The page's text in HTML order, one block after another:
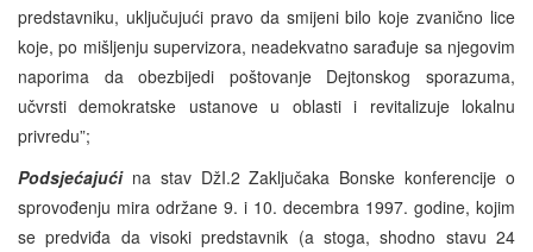
predstavniku, uključujući pravo da smijeni bilo koje zvanično lice
koje, po mišljenju supervizora, neadekvatno sarađuje sa njegovim
naporima da obezbijedi poštovanje Dejtonskog sporazuma,
učvrsti demokratske ustanove u oblasti i revitalizuje lokalnu
privredu”;
Podsjećajućina stav DžI.2 Zaključaka Bonske konferencije o
sprovođenju mira održane 9. i 10. decembra 1997. godine, kojim
se predviđa da visoki predstavnik (a stoga, shodno stavu 24